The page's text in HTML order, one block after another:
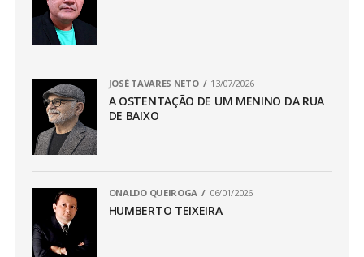
JOSÉ TAVARES NETO 13/07/2026
A OSTENTAÇÃO DE UM MENINO DA RUA
DE BAIXO
ONALDO QUEIROGA 06/01/2026
HUMBERTO TEIXEIRA